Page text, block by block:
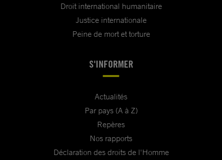
Droit international humanitaire
Justice internationale
Peine de mort et torture
S'INFORMER
Actualités
Par pays (A à Z)
Repères
Nos rapports
Déclaration des droits de l'Homme